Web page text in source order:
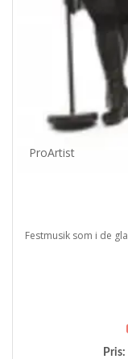
ProArtist
Festmusik som i de
Pris: